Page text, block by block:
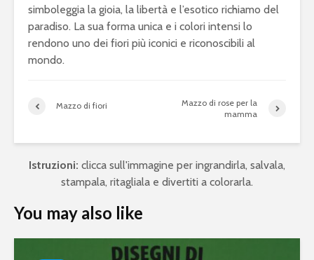
simboleggia la gioia, la libertà e l’esotico richiamo del
paradiso. La sua forma unica e i colori intensi lo
rendono uno dei fiori più iconici e riconoscibili al
mondo.
Mazzo di fiori
Mazzo di rose per la
mamma
Istruzioni: clicca sull'immagine per ingrandirla, salvala,
stampala, ritagliala e divertiti a colorarla.
You may also like